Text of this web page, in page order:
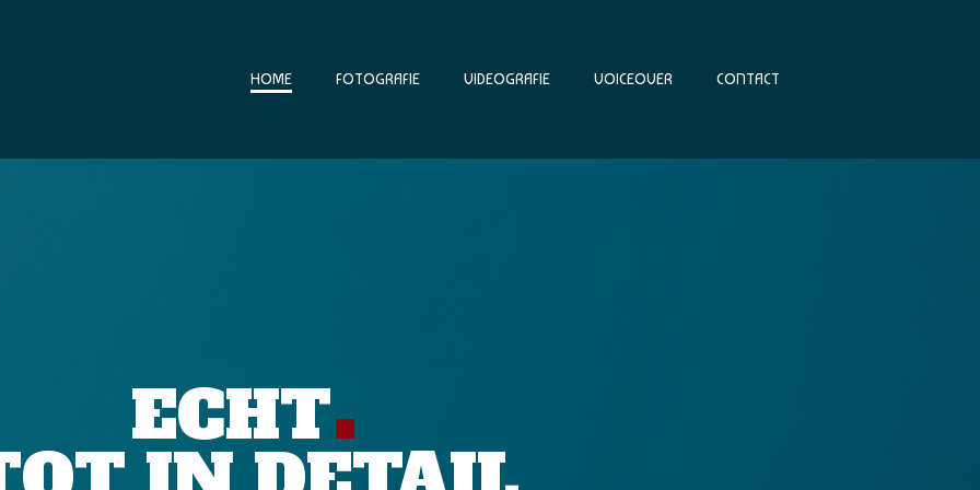
HOME FOTOGRAFIE VIDEOGRAFIE VOICEOVER CONTACT
ECHT.